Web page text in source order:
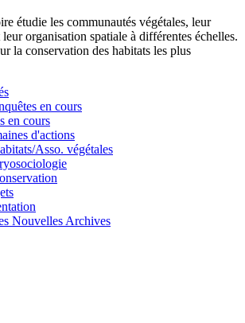
étudie les communautés végétales, leur
organisation spatiale à différentes échelles.
la conservation des habitats les plus
en cours
en cours
d'actions
Asso. végétales
Nouvelles Archives